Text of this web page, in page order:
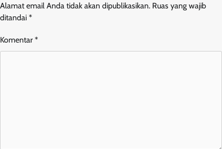
Alamat email Anda tidak akan dipublikasikan. Ruas yang wajib
ditandai *
Komentar *